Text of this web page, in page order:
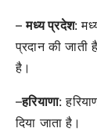
–मध्य प्रदेश:
प्रदान की जाती
है।
–हरियाणा:
दिया जाता है।